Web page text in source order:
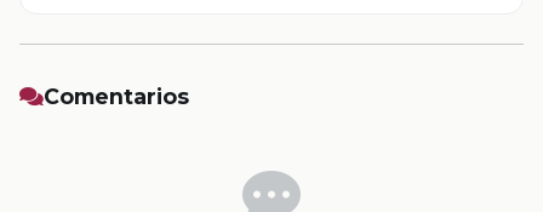
Comentarios